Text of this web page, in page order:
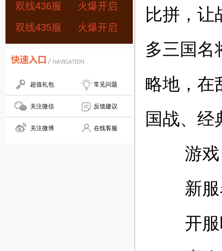
双线436服
火爆开启
双线435服
火爆开启
超值礼包 常见问题
关注微信 反馈建议
关注微博 在线客服
比拼，让
多三国名
略地，在
国战、经
游戏
新服
开服